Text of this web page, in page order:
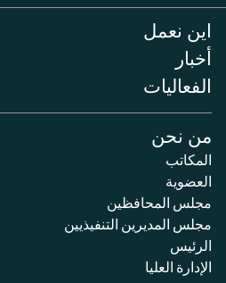
اين نعمل
أخبار
الفعاليات
من نحن
المكاتب
العضوية
مجلس المحافظين
مجلس المديرين التنفيذيين
الرئيس
الإدارة العليا